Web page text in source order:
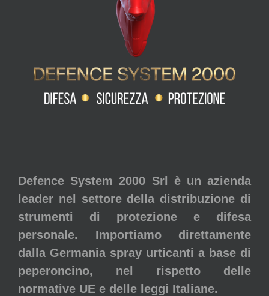
Defence System 2000 Srl è un azienda
leader nel settore della distribuzione di
strumenti di protezione e difesa
personale. Importiamo direttamente
dalla Germania spray urticanti a base di
peperoncino, nel rispetto delle
normative UE e delle leggi Italiane.